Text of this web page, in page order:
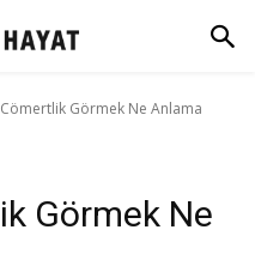
Görmek Ne Anlama
Görmek Ne